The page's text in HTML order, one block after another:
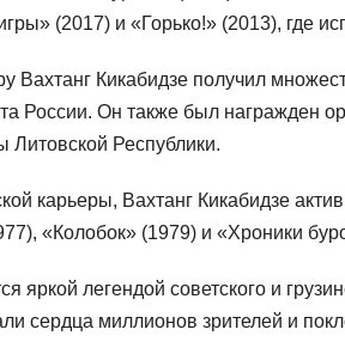
(2017) и «Горько!» (2013), где
Вахтанг Кикабидзе получил
России. Он также был награжден
Литовской Республики.
карьеры, Вахтанг Кикабидзе
«Колобок» (1979) и «Хроники
яркой легендой советского и
сердца миллионов зрителей и